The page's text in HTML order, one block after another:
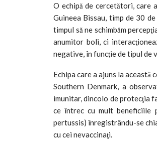
O echipă de cercetători, care
Guineea Bissau, timp de 30
timpul să ne schimbăm
anumitor boli, ci
negative, în funcţie de tipul de
Echipa care a ajuns la
Southern Denmark, a
imunitar, dincolo de protecţia
ce întrec cu mult beneficiile
pertussis) înregistrându-se
cu cei nevaccinaţi.